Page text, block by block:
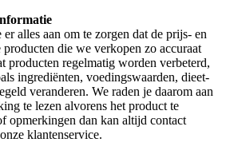
alles aan om te zorgen dat de prijs- en
die we verkopen zo accuraat
producten regelmatig worden verbeterd,
ingrediënten, voedingswaarden, dieet-
veranderen. We raden je daarom aan
te lezen alvorens het product te
opmerkingen dan kan altijd contact
klantenservice.